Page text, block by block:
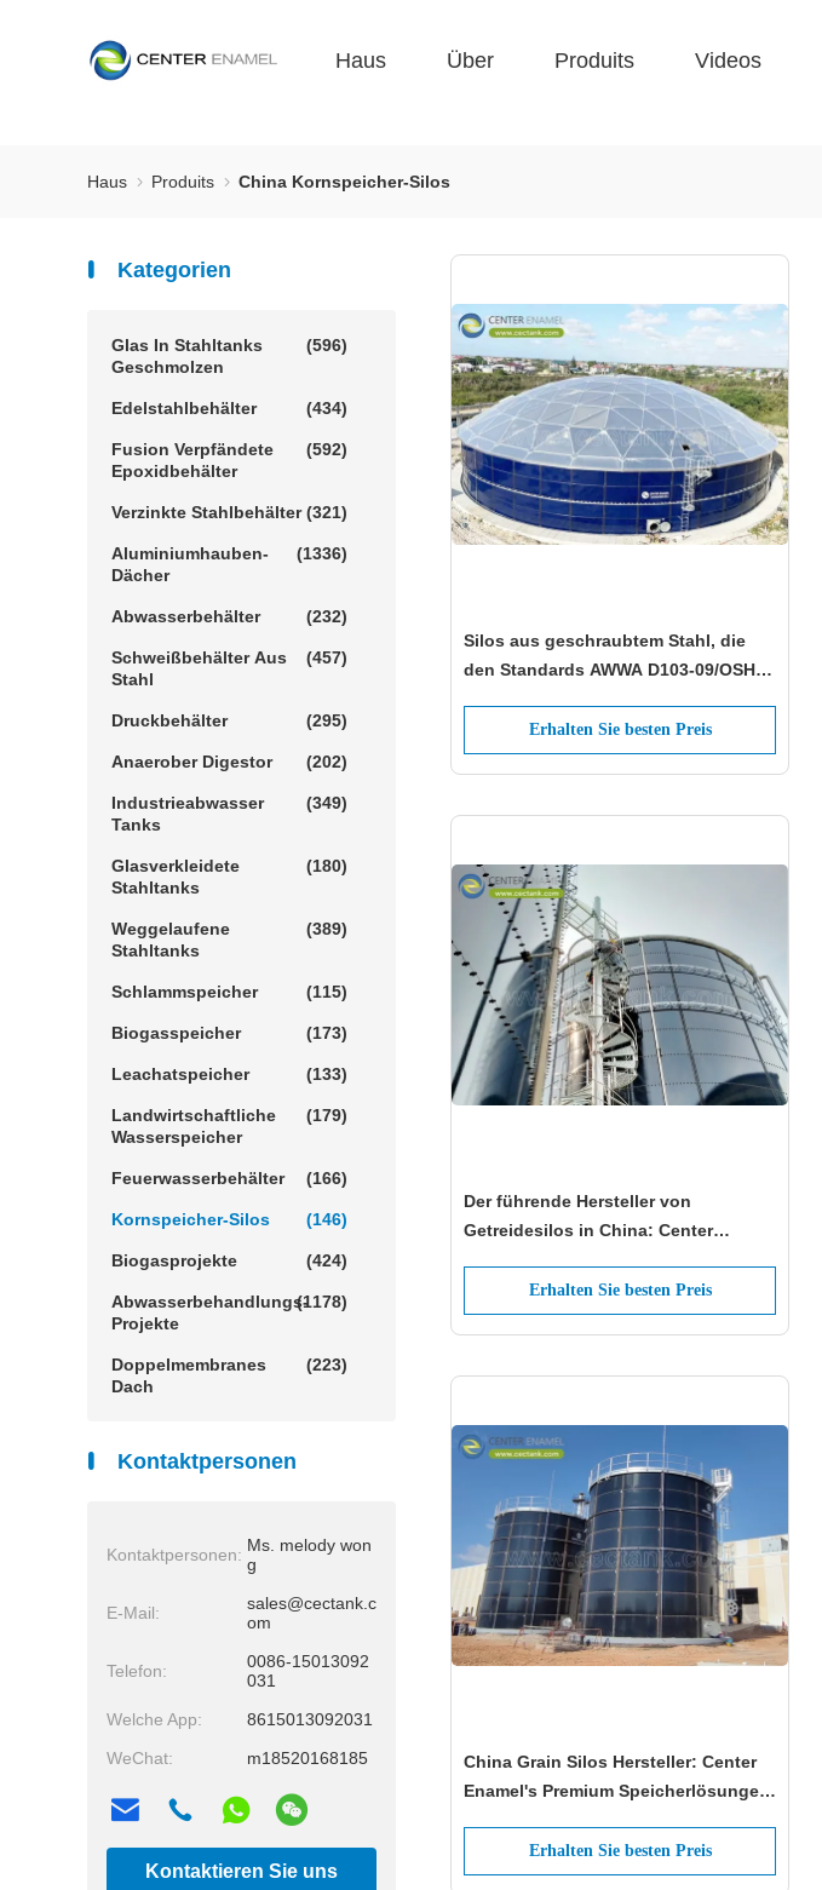
Haus Über Produits Videos
Haus Produits China Kornspeicher-Silos
Kategorien
Glas In Stahltanks
Geschmolzen
(596)
Edelstahlbehälter (434)
Fusion Verpfändete
Epoxidbehälter
(592)
Verzinkte Stahlbehälter (321)
Aluminiumhauben-
Dächer
(1336)
Abwasserbehälter (232)
Schweißbehälter Aus
Stahl
(457)
Druckbehälter (295)
Anaerober Digestor (202)
Industrieabwasser
Tanks
(349)
Glasverkleidete
Stahltanks
(180)
Weggelaufene
Stahltanks
(389)
Schlammspeicher (115)
Biogasspeicher (173)
Leachatspeicher (133)
Landwirtschaftliche
Wasserspeicher
(179)
Feuerwasserbehälter (166)
Kornspeicher-Silos (146)
Biogasprojekte (424)
Abwasserbehandlungs-
Projekte
(1178)
Doppelmembranes
Dach
(223)
Kontaktpersonen
Kontaktpersonen: Ms. melody won
g
E-Mail:
sales@cectank.c
om
Telefon:
0086-15013092
031
Welche App:
8615013092031
WeChat:
m18520168185
Kontaktieren Sie uns
Silos aus geschraubtem Stahl, die
den Standards AWWA D103-09/OSHA
Sicherheitsstandard
Erhalten Sie besten Preis
Der führende Hersteller von
Getreidesilos in China: Center
Erhalten Sie besten Preis
China Grain Silos Hersteller: Center
Enamel's Premium Speicherlösungen
Erhalten Sie besten Preis